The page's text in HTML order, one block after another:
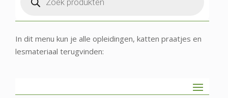
In dit menu kun je alle opleidingen, katten praatjes en
lesmateriaal terugvinden: